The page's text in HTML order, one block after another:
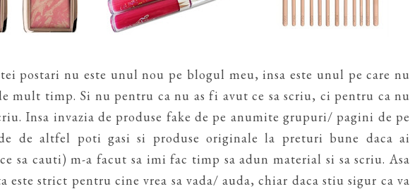
postari nu este unul nou pe blogul meu, insa este unul pe care nu
mult timp. Si nu pentru ca nu as fi avut ce sa scriu, ci pentru ca nu
Insa invazia de produse fake de pe anumite grupuri/ pagini de pe
de altfel poti gasi si produse originale la preturi bune daca ai
sa cauti) m-a facut sa imi fac timp sa adun material si sa scriu. Asa
este strict pentru cine vrea sa vada/ auda, chiar daca stiu sigur ca va